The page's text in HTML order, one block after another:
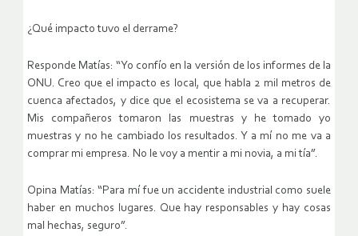
¿Qué impacto tuvo el derrame?
Responde Matías: “Yo confío en la versión de los informes de la
ONU. Creo que el impacto es local, que habla 2 mil metros de
cuenca afectados, y dice que el ecosistema se va a recuperar.
Mis compañeros tomaron las muestras y he tomado yo
muestras y no he cambiado los resultados. Y a mí no me va a
comprar mi empresa. No le voy a mentir a mi novia, a mi tía”.
Opina Matías: “Para mí fue un accidente industrial como suele
haber en muchos lugares. Que hay responsables y hay cosas
mal hechas, seguro”.